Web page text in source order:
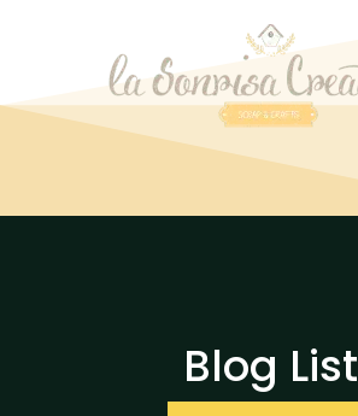
Blog List